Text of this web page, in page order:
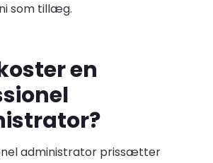
som tillæg.
en
administrator prissætter